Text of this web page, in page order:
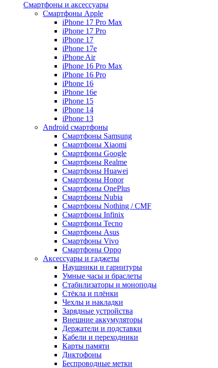
Смартфоны и аксессуары
Смартфоны Apple
iPhone 17 Pro Max
iPhone 17 Pro
iPhone 17
iPhone 17e
iPhone Air
iPhone 16 Pro Max
iPhone 16 Pro
iPhone 16
iPhone 16e
iPhone 15
iPhone 14
iPhone 13
Android cмартфоны
Смартфоны Samsung
Смартфоны Xiaomi
Смартфоны Google
Смартфоны Realme
Смартфоны Huawei
Смартфоны Honor
Смартфоны OnePlus
Смартфоны Nubia
Смартфоны Nothing / CMF
Смартфоны Infinix
Смартфоны Tecno
Смартфоны Asus
Смартфоны Vivo
Смартфоны Oppo
Аксессуары и гаджеты
Наушники и гарнитуры
Умные часы и браслеты
Стабилизаторы и моноподы
Стёкла и плёнки
Чехлы и накладки
Зарядные устройства
Внешние аккумуляторы
Держатели и подставки
Кабели и переходники
Карты памяти
Диктофоны
Беспроводные метки